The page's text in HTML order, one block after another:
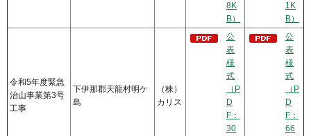
8K
B）
1K
B）
令和5年度緊急
治山事業第3号
工事
下伊那郡天龍村明ケ
島
（株）
カリス
公
表
様
式
（P
D
F：
30
公
表
様
式
（P
D
F：
66